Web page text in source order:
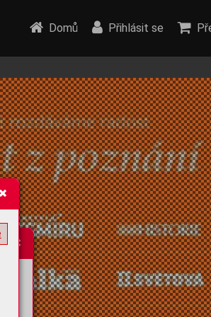
Domů Přihlásit se